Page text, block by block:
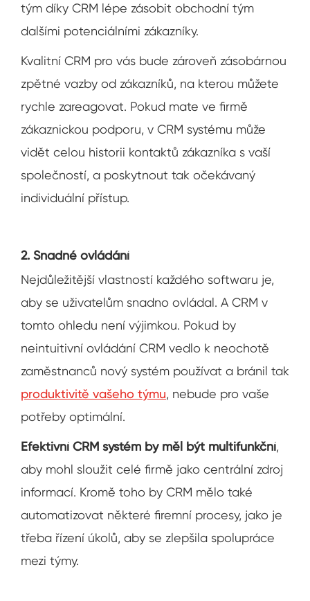
tým díky CRM lépe zásobit obchodní tým
dalšími potenciálními zákazníky.
Kvalitní CRM pro vás bude zároveň zásobárnou
zpětné vazby od zákazníků, na kterou můžete
rychle zareagovat. Pokud mate ve firmě
zákaznickou podporu, v CRM systému může
vidět celou historii kontaktů zákazníka s vaší
společností, a poskytnout tak očekávaný
individuální přístup.
2. Snadné ovládání
Nejdůležitější vlastností každého softwaru je,
aby se uživatelům snadno ovládal. A CRM v
tomto ohledu není výjimkou. Pokud by
neintuitivní ovládání CRM vedlo k neochotě
zaměstnanců nový systém používat a bránil tak
produktivitě vašeho týmu, nebude pro vaše
potřeby optimální.
Efektivní CRM systém by měl být multifunkční,
aby mohl sloužit celé firmě jako centrální zdroj
informací. Kromě toho by CRM mělo také
automatizovat některé firemní procesy, jako je
třeba řízení úkolů, aby se zlepšila spolupráce
mezi týmy.